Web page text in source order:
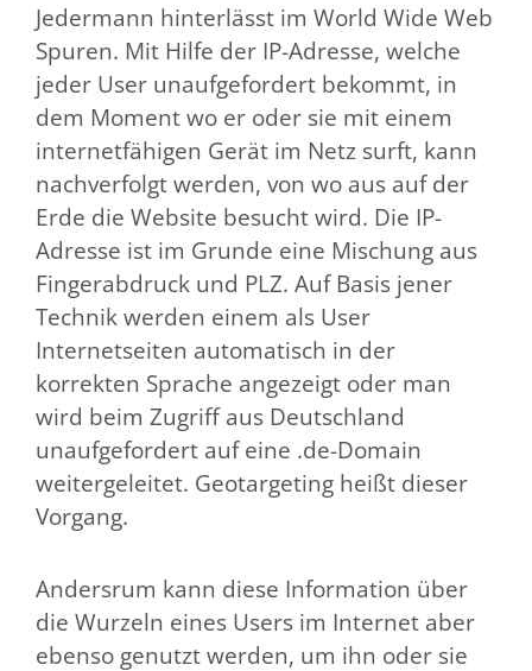
Jedermann hinterlässt im World Wide Web
Spuren. Mit Hilfe der IP-Adresse, welche
jeder User unaufgefordert bekommt, in
dem Moment wo er oder sie mit einem
internetfähigen Gerät im Netz surft, kann
nachverfolgt werden, von wo aus auf der
Erde die Website besucht wird. Die IP-
Adresse ist im Grunde eine Mischung aus
Fingerabdruck und PLZ. Auf Basis jener
Technik werden einem als User
Internetseiten automatisch in der
korrekten Sprache angezeigt oder man
wird beim Zugriff aus Deutschland
unaufgefordert auf eine .de-Domain
weitergeleitet. Geotargeting heißt dieser
Vorgang.
Andersrum kann diese Information über
die Wurzeln eines Users im Internet aber
ebenso genutzt werden, um ihn oder sie